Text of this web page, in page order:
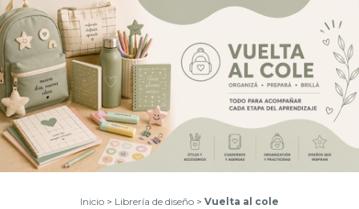
Inicio > Librería de diseño > Vuelta al cole